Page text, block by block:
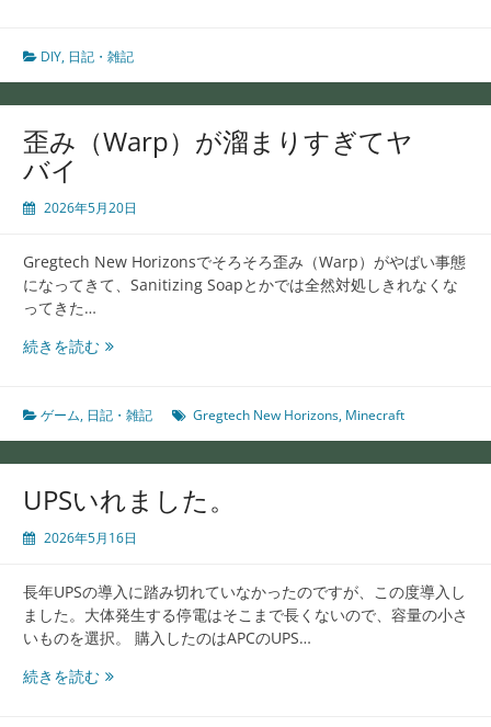
策
–
1
か
熱
策
DIY, 日記・雑記
歪み（Warp）が溜まりすぎてヤ
バイ
2026年5月20日
Gregtech New Horizonsでそろそろ歪み（Warp）がやばい事態
になってきて、Sanitizing Soapとかでは全然対処しきれなくな
ってきた…
続きを読む歪
が
溜
ま
す
ぎ
バ
イ
ゲーム, 日記・雑記 Gregtech New Horizons, Minecraft
UPSいれました。
2026年5月16日
長年UPSの導入に踏み切れていなかったのですが、この度導入し
ました。大体発生する停電はそこまで長くないので、容量の小さ
いものを選択。 購入したのはAPCのUPS…
続きを読むUPS